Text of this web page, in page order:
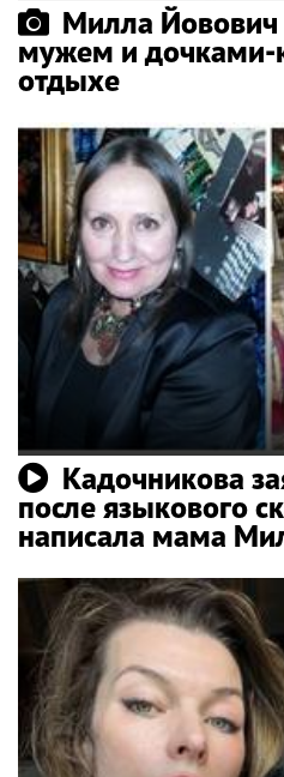
Милла Йовович
мужем и дочками-
отдыхе
Кадочникова
после языкового
написала мама